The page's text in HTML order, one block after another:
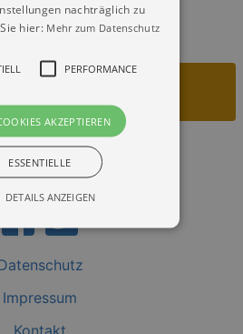
in Zöblitz“
Impressum
Kontakt
nachträglich zu
hier: Mehr zum Datenschutz
PERFORMANCE
AKZEPTIEREN
ESSENTIELLE
DETAILS ANZEIGEN
Performance
werden für die
Beispiel für das Login in Ihren